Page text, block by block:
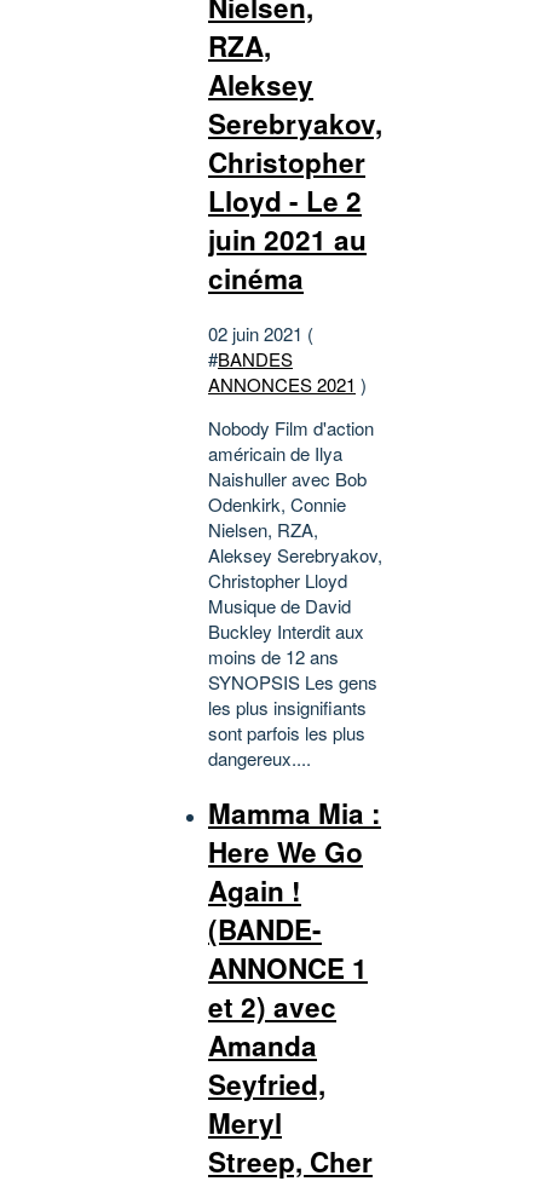
RZA,
Aleksey
Serebryakov,
Christopher
Lloyd - Le 2
juin 2021 au
cinéma
02 juin 2021 (
#BANDES
ANNONCES 2021 )
Nobody Film d'action
américain de Ilya
Naishuller avec Bob
Odenkirk, Connie
Nielsen, RZA,
Aleksey Serebryakov,
Christopher Lloyd
Musique de David
Buckley Interdit aux
moins de 12 ans
SYNOPSIS Les gens
les plus insignifiants
sont parfois les plus
dangereux....
Mamma Mia :
Here We Go
Again !
(BANDE-
ANNONCE 1
et 2) avec
Amanda
Seyfried,
Meryl
Streep, Cher